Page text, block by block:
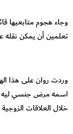
وجاء هجوم متابعيها
تعلمين أن يمكن
وردت روان على هذا
اسمه مرض جنسي ليه ؟
خلال العلاقات